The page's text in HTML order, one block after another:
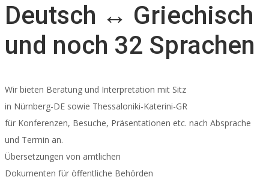
Deutsch ↔ Griechisch
und noch 32 Sprachen
Wir bieten Beratung und Interpretation mit Sitz
in Nürnberg-DE sowie Thessaloniki-Katerini-GR
für Konferenzen, Besuche, Präsentationen etc. nach Absprache
und Termin an.
Übersetzungen von amtlichen
Dokumenten für öffentliche Behörden